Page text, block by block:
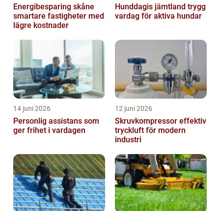
Energibesparing skåne
smartare fastigheter med
lägre kostnader
Hunddagis jämtland trygg
vardag för aktiva hundar
14 juni 2026
Personlig assistans som
ger frihet i vardagen
12 juni 2026
Skruvkompressor effektiv
tryckluft för modern
industri